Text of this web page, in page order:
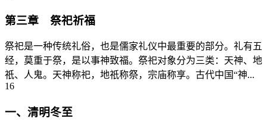
第三章 祭祀祈福
祭祀是一种传统礼俗，也是儒家礼仪中最重要的部分。礼有五
经，莫重于祭，是以事神致福。祭祀对象分为三类：天神、地
祇、人鬼。天神称祀，地祇称祭，宗庙称享。古代中国“神...
16
一、清明冬至